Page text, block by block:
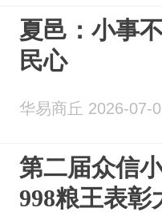
夏邑：小事不小“视
民心
华易商丘 2026-07-
第二届众信
998粮王表彰